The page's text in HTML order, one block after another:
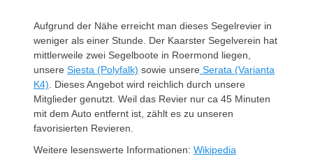
Aufgrund der Nähe erreicht man dieses Segelrevier in
weniger als einer Stunde. Der Kaarster Segelverein hat
mittlerweile zwei Segelboote in Roermond liegen,
unsere Siesta (Polyfalk) sowie unsere Serata (Varianta
K4) . Dieses Angebot wird reichlich durch unsere
Mitglieder genutzt. Weil das Revier nur ca 45 Minuten
mit dem Auto entfernt ist, zählt es zu unseren
favorisierten Revieren.
Weitere lesenswerte Informationen: Wikipedia